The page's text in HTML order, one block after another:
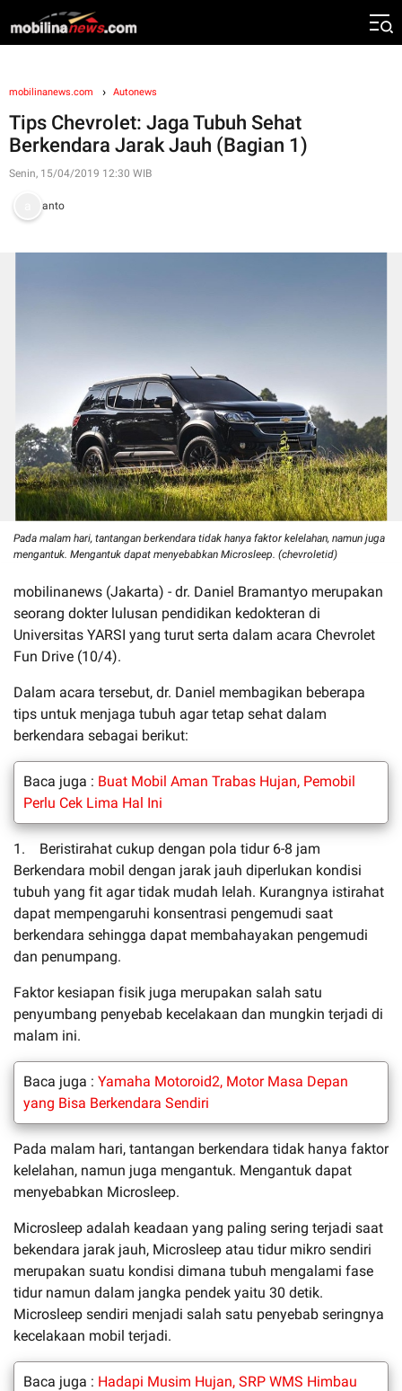
mobilinanews.com Autonews
Tips Chevrolet: Jaga Tubuh Sehat
Berkendara Jarak Jauh (Bagian 1)
Senin, 15/04/2019 12:30 WIB
anto
Pada malam hari, tantangan berkendara tidak hanya faktor kelelahan, namun juga
mengantuk. Mengantuk dapat menyebabkan Microsleep. (chevroletid)
mobilinanews (Jakarta) - dr. Daniel Bramantyo merupakan
seorang dokter lulusan pendidikan kedokteran di
Universitas YARSI yang turut serta dalam acara Chevrolet
Fun Drive (10/4).
Dalam acara tersebut, dr. Daniel membagikan beberapa
tips untuk menjaga tubuh agar tetap sehat dalam
berkendara sebagai berikut:
Baca juga : Buat Mobil Aman Trabas Hujan, Pemobil
Perlu Cek Lima Hal Ini
1. Beristirahat cukup dengan pola tidur 6-8 jam
Berkendara mobil dengan jarak jauh diperlukan kondisi
tubuh yang fit agar tidak mudah lelah. Kurangnya istirahat
dapat mempengaruhi konsentrasi pengemudi saat
berkendara sehingga dapat membahayakan pengemudi
dan penumpang.
Faktor kesiapan fisik juga merupakan salah satu
penyumbang penyebab kecelakaan dan mungkin terjadi di
malam ini.
Baca juga : Yamaha Motoroid2, Motor Masa Depan
yang Bisa Berkendara Sendiri
Pada malam hari, tantangan berkendara tidak hanya faktor
kelelahan, namun juga mengantuk. Mengantuk dapat
menyebabkan Microsleep.
Microsleep adalah keadaan yang paling sering terjadi saat
bekendara jarak jauh, Microsleep atau tidur mikro sendiri
merupakan suatu kondisi dimana tubuh mengalami fase
tidur namun dalam jangka pendek yaitu 30 detik.
Microsleep sendiri menjadi salah satu penyebab seringnya
kecelakaan mobil terjadi.
Baca juga : Hadapi Musim Hujan, SRP WMS Himbau